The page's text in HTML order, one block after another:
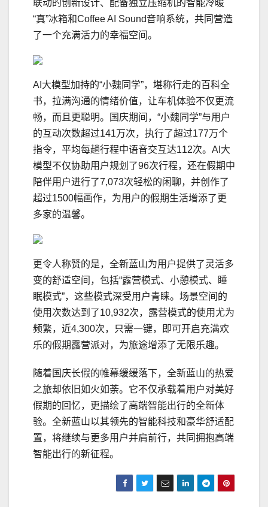
联动的创新设计、配备独立压缩机的智能冷暖
“真”冰箱和Coffee AI Sound音响系统，共同营造
了一个充满活力的幸福空间。
AI大模型加持的“小魏同学”，堪称行走的百科全
书，拉满沟通的情绪价值，让车机体验不仅更流
畅，而且更聪明。国庆期间，“小魏同学”与用户
的互动次数超过141万次，执行了超过177万个
指令，平均每趟行程中语音交互达112次。AI大
模型不仅协助用户规划了96次行程，还在假期中
陪伴用户进行了7,073次轻松的闲聊，并创作了
超过1500幅画作，为用户的假期生活增添了更
多家的温馨。
更令人称赞的是，全新蓝山为用户提供了灵活多
变的舒适空间，包括“露营模式、小憩模式、睡
眠模式”，这些模式深受用户青睐。场景空间的
使用次数达到了10,932次，露营模式的使用尤为
频繁，近4,300次，只需一键，即可开启充满欢
乐的假期露营派对，为旅途增添了无限乐趣。
随着国庆长假的帷幕缓缓落下，全新蓝山的热爱
之旅却依旧如火如荼。它不仅承载着用户对美好
假期的回忆，更描绘了高端智能出行的全新体
验。全新蓝山以其领先的智能科技和豪华舒适配
置，将继续与更多用户并肩前行，共同拥抱高端
智能出行的新征程。